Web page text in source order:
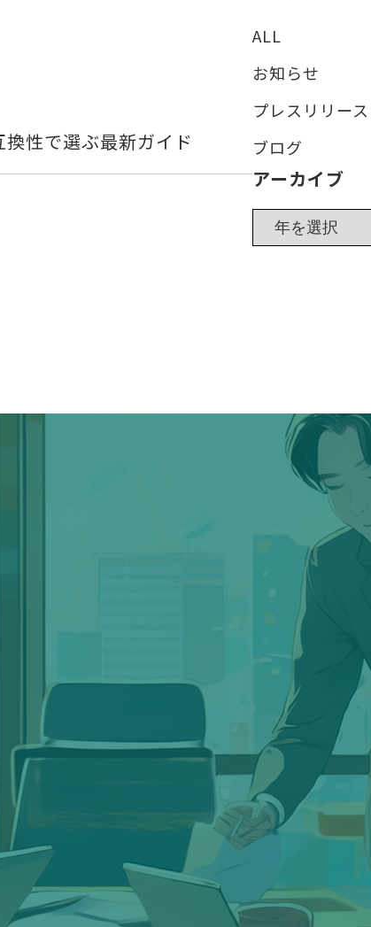
性で選ぶ最新ガイド
ALL
お知らせ
プレスリリース
ブログ
アーカイブ